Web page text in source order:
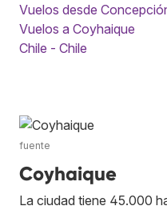
Vuelos desde
Vuelos a Coyhaique
Chile - Chile
fuente
Coyhaique
La ciudad tiene 45.000